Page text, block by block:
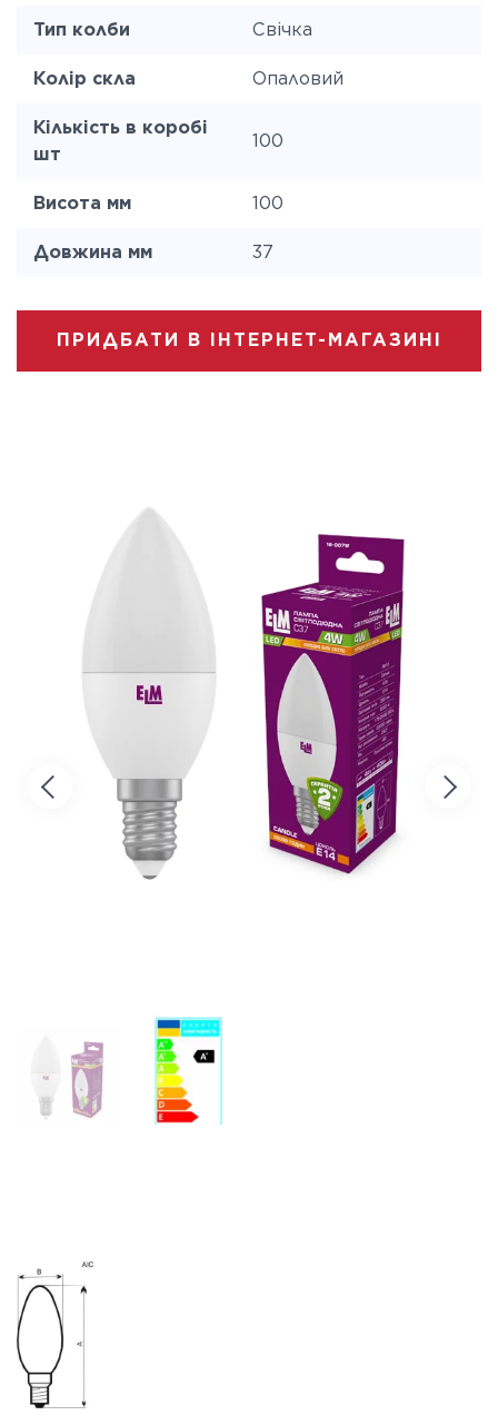
Тип колби Свічка
Колір скла Опаловий
Кількість в коробі
шт
100
Висота мм 100
Довжина мм 37
ПРИДБАТИ В ІНТЕРНЕТ-МАГАЗИНІ